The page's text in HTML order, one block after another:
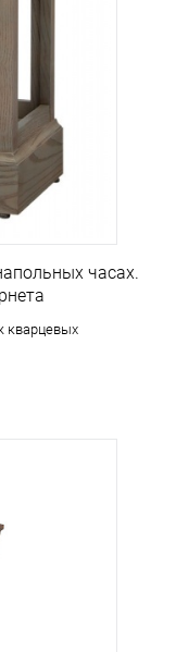
часах.
кварцевых